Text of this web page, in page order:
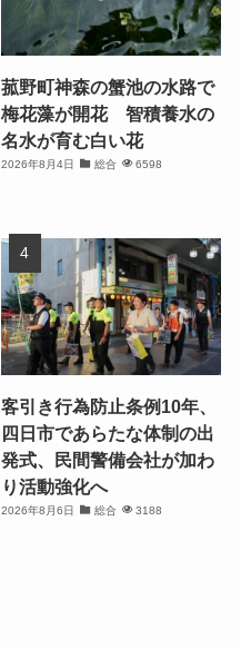
菰野町神森の蟹池の水路で
梅花藻が開花 智積養水の
名水が育む白い花
2026年8月4日 総合 6598
客引き行為防止条例10年、
四日市であらたな体制の出
発式、民間警備会社が加わ
り活動強化へ
2026年8月6日 総合 3188